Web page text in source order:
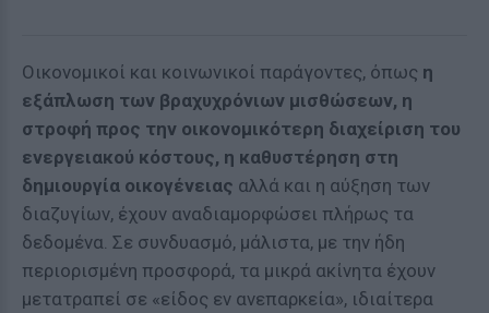
Οικονομικοί και κοινωνικοί παράγοντες, όπως η
εξάπλωση των βραχυχρόνιων μισθώσεων, η
στροφή προς την οικονομικότερη διαχείριση του
ενεργειακού κόστους, η καθυστέρηση στη
δημιουργία οικογένειας αλλά και η αύξηση των
διαζυγίων, έχουν αναδιαμορφώσει πλήρως τα
δεδομένα. Σε συνδυασμό, μάλιστα, με την ήδη
περιορισμένη προσφορά, τα μικρά ακίνητα έχουν
μετατραπεί σε «είδος εν ανεπαρκεία», ιδιαίτερα